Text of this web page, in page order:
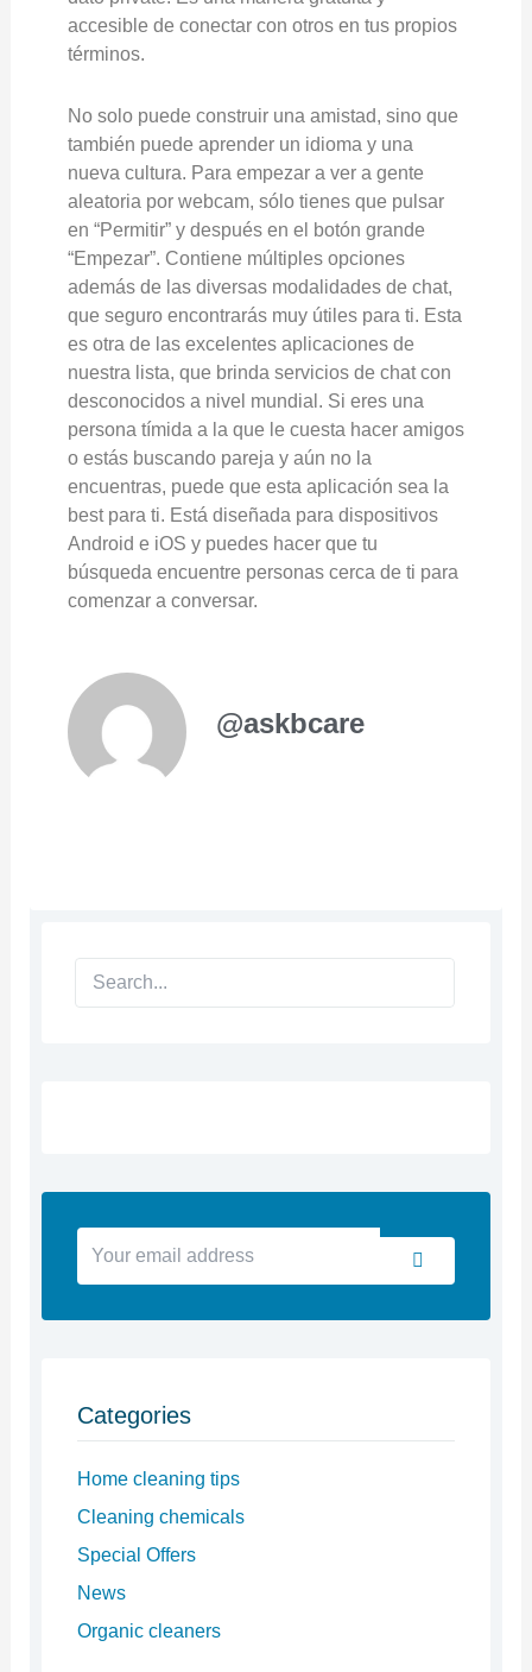
accesible de conectar con otros en tus propios
términos.
No solo puede construir una amistad, sino que
también puede aprender un idioma y una
nueva cultura. Para empezar a ver a gente
aleatoria por webcam, sólo tienes que pulsar
en “Permitir” y después en el botón grande
“Empezar”. Contiene múltiples opciones
además de las diversas modalidades de chat,
que seguro encontrarás muy útiles para ti. Esta
es otra de las excelentes aplicaciones de
nuestra lista, que brinda servicios de chat con
desconocidos a nivel mundial. Si eres una
persona tímida a la que le cuesta hacer amigos
o estás buscando pareja y aún no la
encuentras, puede que esta aplicación sea la
best para ti. Está diseñada para dispositivos
Android e iOS y puedes hacer que tu
búsqueda encuentre personas cerca de ti para
comenzar a conversar.
@askbcare
Your
email
address
Submit
Categories
Home cleaning tips
Cleaning chemicals
Special Offers
News
Organic cleaners